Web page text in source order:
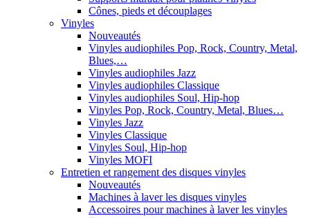
Cônes, pieds et découplages
Vinyles
Nouveautés
Vinyles audiophiles Pop, Rock, Country, Metal,
Blues,…
Vinyles audiophiles Jazz
Vinyles audiophiles Classique
Vinyles audiophiles Soul, Hip-hop
Vinyles Pop, Rock, Country, Metal, Blues…
Vinyles Jazz
Vinyles Classique
Vinyles Soul, Hip-hop
Vinyles MOFI
Entretien et rangement des disques vinyles
Nouveautés
Machines à laver les disques vinyles
Accessoires pour machines à laver les vinyles